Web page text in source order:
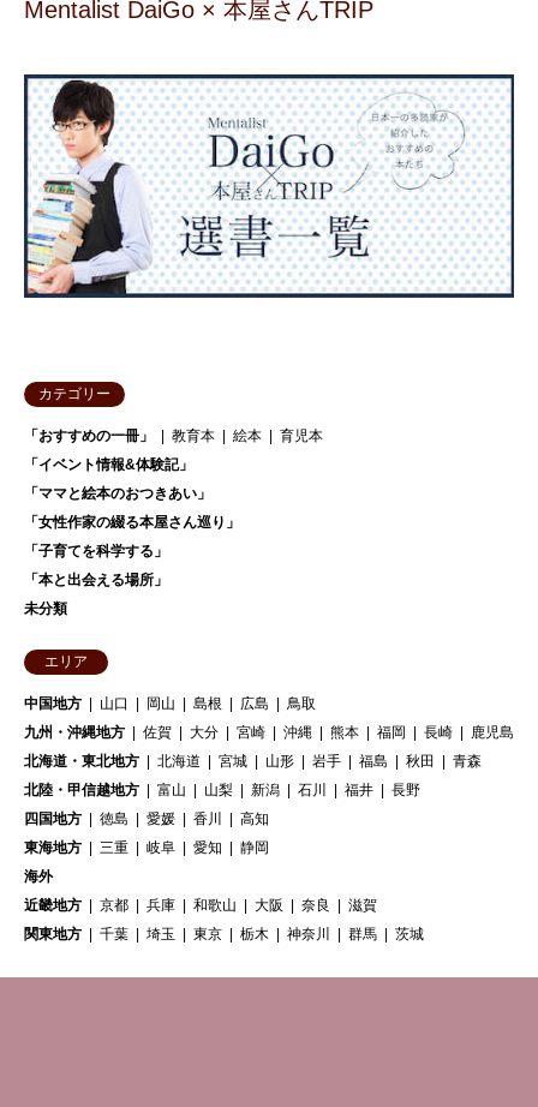
Mentalist DaiGo × 本屋さんTRIP
カテゴリー
「おすすめの一冊」 教育本 絵本
育児本
「イベント情報&体験記」
「ママと絵本のおつきあい」
「女性作家の綴る本屋さん巡り」
「子育てを科学する」
「本と出会える場所」
未分類
エリア
中国地方 山口 岡山 島根 広島
鳥取
九州・沖縄地方
佐賀 大分 宮崎 沖縄 熊本 福岡 長崎
鹿児島
北海道・東北地方
北海道 宮城 山形 岩手 福島 秋田
青森
北陸・甲信越地方
富山 山梨 新潟 石川 福井
長野
四国地方
徳島 愛媛 香川
高知
東海地方
三重 岐阜 愛知
静岡
海外
近畿地方
京都 兵庫 和歌山 大阪 奈良
滋賀
関東地方
千葉 埼玉 東京 栃木 神奈川 群馬 茨城